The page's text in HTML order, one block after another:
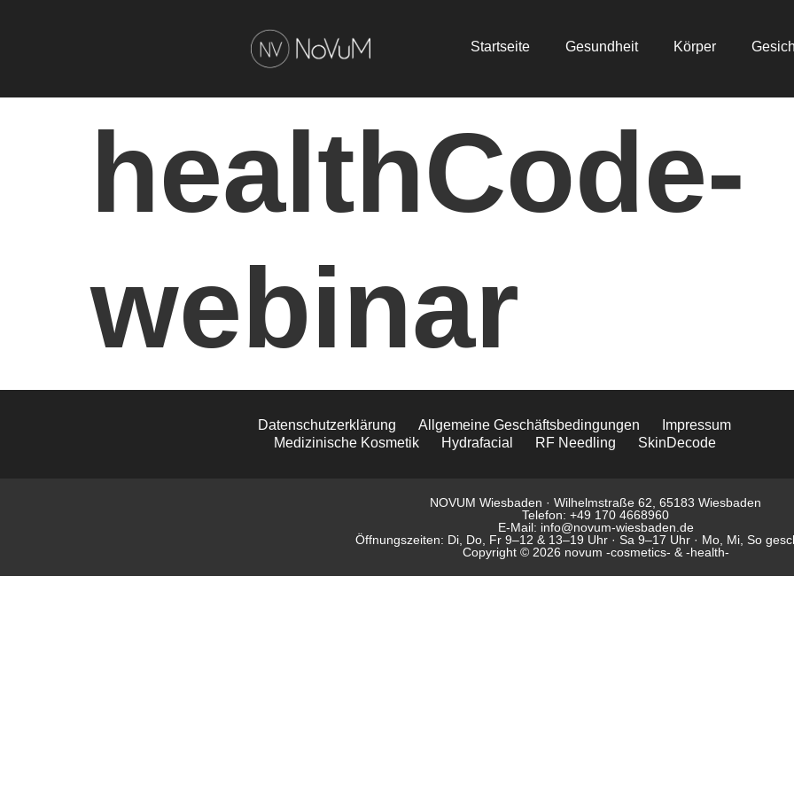
Startseite Gesundheit Körper
healthCode-
webinar
Datenschutzerklärung Allgemeine Geschäftsbedingungen
Impressum
Medizinische Kosmetik
Hydrafacial RF Needling SkinDecode
NOVUM Wiesbaden · Wilhelmstraße 62, 65183 Wiesbaden
Telefon: +49 170 4668960
E-Mail: info@novum-wiesbaden.de
Öffnungszeiten: Di, Do, Fr 9–12 & 13–19 Uhr · Sa 9–17 Uhr · Mo, Mi, So
Copyright © 2026 novum -cosmetics- & -health-